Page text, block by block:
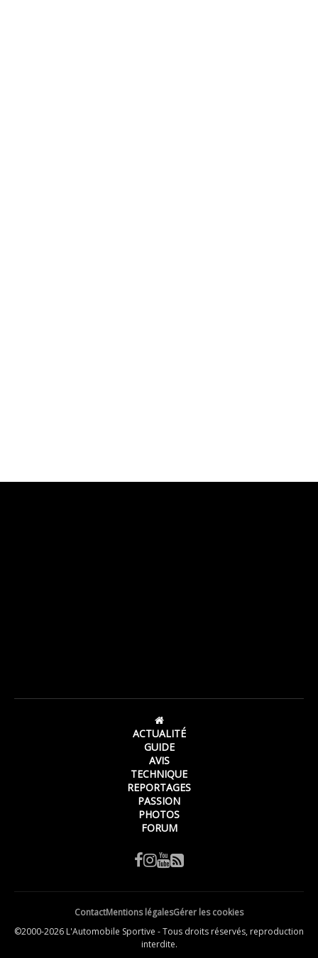
ACTUALITÉ
GUIDE
AVIS
TECHNIQUE
REPORTAGES
PASSION
PHOTOS
FORUM
ContactMentions légalesGérer les cookies
©2000-2026 L'Automobile Sportive - Tous droits réservés, reproduction
interdite.